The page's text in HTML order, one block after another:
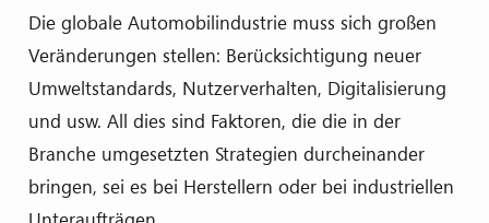
Die globale Automobilindustrie muss sich großen
Veränderungen stellen: Berücksichtigung neuer
Umweltstandards, Nutzerverhalten, Digitalisierung
und usw. All dies sind Faktoren, die die in der
Branche umgesetzten Strategien durcheinander
bringen, sei es bei Herstellern oder bei industriellen